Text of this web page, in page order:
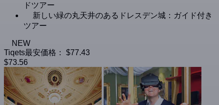
ドツアー
新しい緑の丸天井のあるドレスデン城：ガイド付き
ツアー
NEW
Tiqets最安価格：
$77.43
$73.56